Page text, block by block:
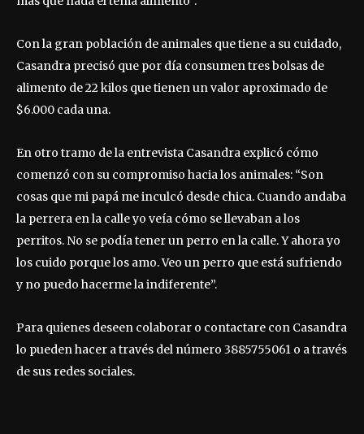
Con la gran población de animales que tiene a su cuidado,
Casandra precisó que por día consumen tres bolsas de
alimento de 22 kilos que tienen un valor aproximado de
$6.000 cada una.
En otro tramo de la entrevista Casandra explicó cómo
comenzó con su compromiso hacia los animales: “Son
cosas que mi papá me inculcó desde chica. Cuando andaba
la perrera en la calle yo veía cómo se llevaban a los
perritos. No se podía tener un perro en la calle. Y ahora yo
los cuido porque los amo. Veo un perro que está sufriendo
y no puedo hacerme la indiferente”.
Para quienes deseen colaborar o contactare con Casandra
lo pueden hacer a través del número 3885755061 o a través
de sus redes sociales.